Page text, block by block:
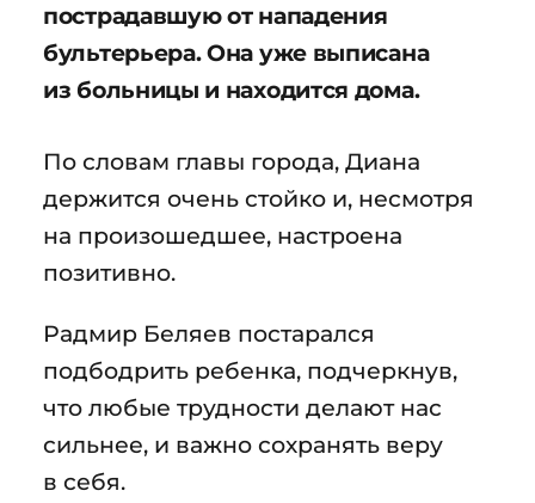
пострадавшую от нападения
бультерьера. Она уже выписана
из больницы и находится дома.
По словам главы города, Диана
держится очень стойко и, несмотря
на произошедшее, настроена
позитивно.
Радмир Беляев постарался
подбодрить ребенка, подчеркнув,
что любые трудности делают нас
сильнее, и важно сохранять веру
в себя.